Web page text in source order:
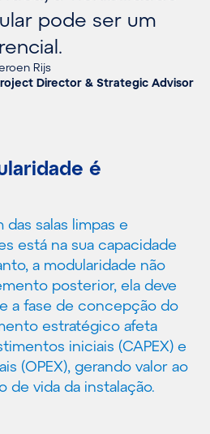
pode ser um
Rijs
Director & Strategic Advisor
é
salas limpas e
está na sua capacidade
a modularidade não
posterior, ela deve
a fase de concepção do
estratégico afeta
iniciais (CAPEX) e
(OPEX), gerando valor ao
vida da instalação.